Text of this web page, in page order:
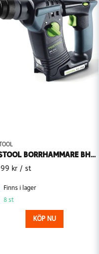
FESTOOL BORRHAMMARE BHC 18-BASIC 18V (Utan batteri)
kr / st
Finns i lager
8 st
KÖP NU